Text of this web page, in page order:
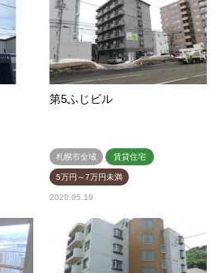
第5ふじビル
札幌市全域 賃貸住宅
5万円～7万円未満
2020.05.19